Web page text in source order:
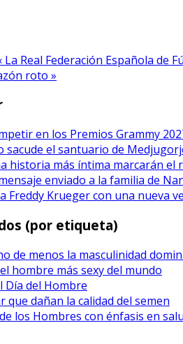
La Real Federación Española
roto »
en los Premios Grammy
sacude el santuario de
historia más íntima marcarán el
enviado a la familia de
Freddy Krueger con una nueva
(por etiqueta)
de menos la masculinidad
hombre más sexy del mundo
Día del Hombre
que dañan la calidad del semen
los Hombres con énfasis en